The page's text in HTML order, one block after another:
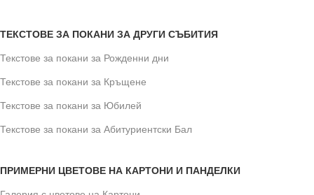
ТЕКСТОВЕ ЗА ПОКАНИ ЗА ДРУГИ СЪБИТИЯ
Текстове за покани за Рожденни дни
Текстове за покани за Кръщене
Текстове за покани за Юбилей
Текстове за покани за Абитуриентски Бал
ПРИМЕРНИ ЦВЕТОВЕ НА КАРТОНИ И ПАНДЕЛКИ